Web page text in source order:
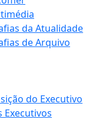
da Atualidade
de Arquivo
do Executivo
Executivos